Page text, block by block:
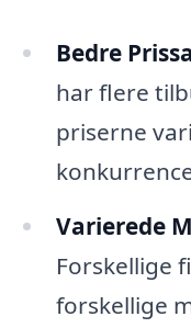
Bedre
har flere
priserne
Varierede
Forskellige
forskellige